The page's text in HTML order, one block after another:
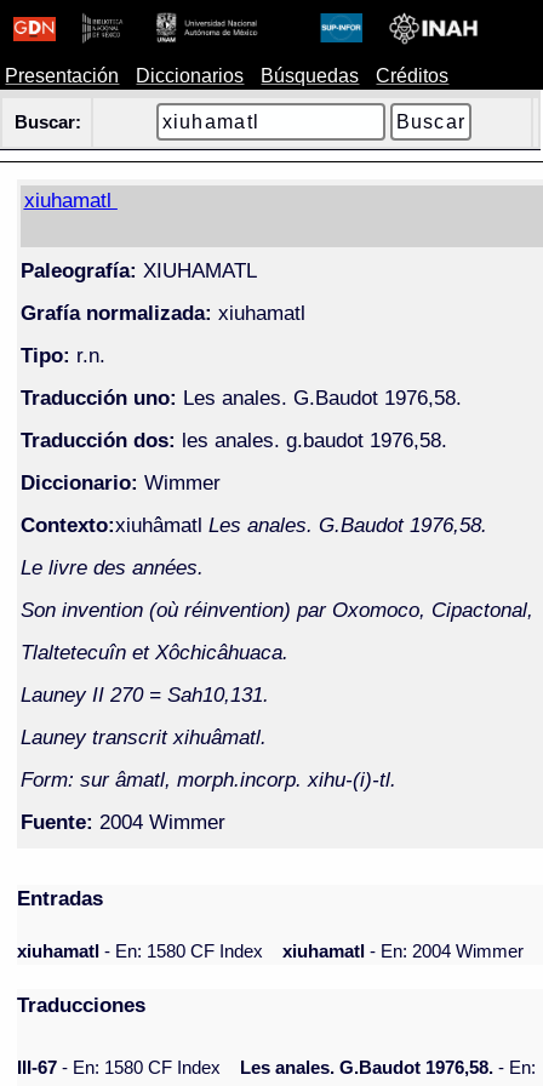
Presentación Diccionarios Búsquedas Créditos
Buscar:
xiuhamatl
Paleografía: XIUHAMATL
Grafía normalizada: xiuhamatl
Tipo: r.n.
Traducción uno: Les anales. G.Baudot 1976,58.
Traducción dos: les anales. g.baudot 1976,58.
Diccionario: Wimmer
Contexto:xiuhâmatl Les anales. G.Baudot 1976,58.
Le livre des années.
Son invention (où réinvention) par Oxomoco, Cipactonal,
Tlaltetecuîn et Xôchicâhuaca.
Launey II 270 = Sah10,131.
Launey transcrit xihuâmatl.
Form: sur âmatl, morph.incorp. xihu-(i)-tl.
Fuente: 2004 Wimmer
Entradas
xiuhamatl- En: 1580 CF Index xiuhamatl- En: 2004 Wimmer
Traducciones
III-67 - En: 1580 CF Index Les anales. G.Baudot 1976,58. - En: